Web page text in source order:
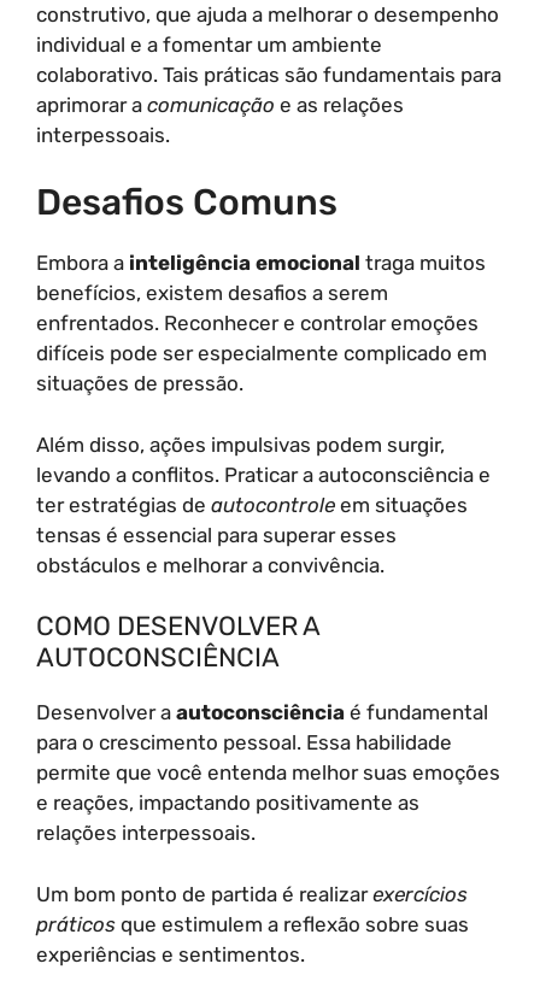
construtivo, que ajuda a melhorar o desempenho
individual e a fomentar um ambiente
colaborativo. Tais práticas são fundamentais para
aprimorar a comunicação e as relações
interpessoais.
Desafios Comuns
Embora a inteligência emocional traga muitos
benefícios, existem desafios a serem
enfrentados. Reconhecer e controlar emoções
difíceis pode ser especialmente complicado em
situações de pressão.
Além disso, ações impulsivas podem surgir,
levando a conflitos. Praticar a autoconsciência e
ter estratégias de autocontrole em situações
tensas é essencial para superar esses
obstáculos e melhorar a convivência.
COMO DESENVOLVER A
AUTOCONSCIÊNCIA
Desenvolver a autoconsciência é fundamental
para o crescimento pessoal. Essa habilidade
permite que você entenda melhor suas emoções
e reações, impactando positivamente as
relações interpessoais.
Um bom ponto de partida é realizarexercícios
práticos que estimulem a reflexão sobre suas
experiências e sentimentos.